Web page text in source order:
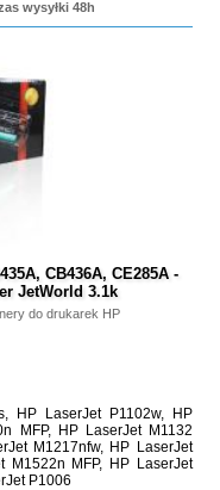
wysyłki 48h
CB436A, CE285A -
JetWorld 3.1k
do drukarek HP
HP LaserJet P1102w, HP
MFP, HP LaserJet M1132
M1217nfw, HP LaserJet
M1522n MFP, HP LaserJet
P1006